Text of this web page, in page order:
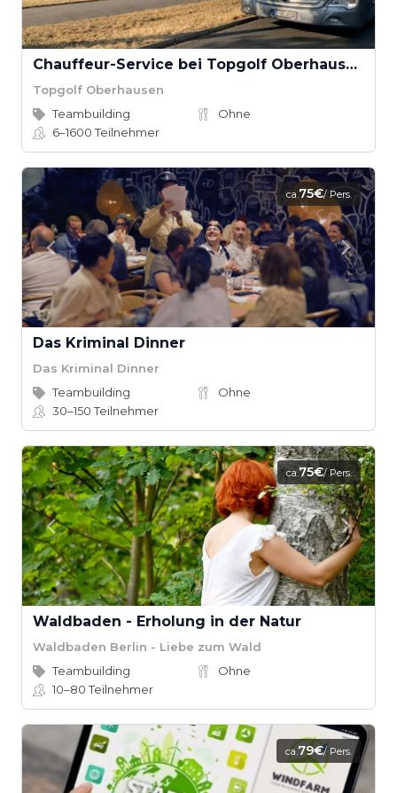
Chauffeur-Service bei Topgolf Oberhausen
Topgolf Oberhausen
Teambuilding
Ohne
6–1600Teilnehmer
ca.75€/ Pers.
Das Kriminal Dinner
Das Kriminal Dinner
Teambuilding
Ohne
30–150Teilnehmer
ca.75€/ Pers.
Waldbaden - Erholung in der Natur
Waldbaden Berlin - Liebe zum Wald
Teambuilding
Ohne
10–80Teilnehmer
ca.79€/ Pers.